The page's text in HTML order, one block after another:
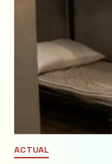
ACTUAL